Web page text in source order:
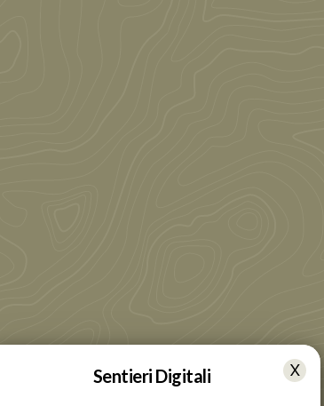
Sentieri Digitali